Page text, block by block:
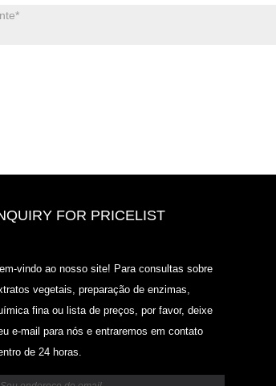
FOR PRICELIST
vindo ao nosso site! Para consultas sobre
vegetais, preparação de enzimas,
fina ou lista de preços, por favor, deixe
e-mail para nós e entraremos em contato
de 24 horas.
ingredientes e produtos essenciais